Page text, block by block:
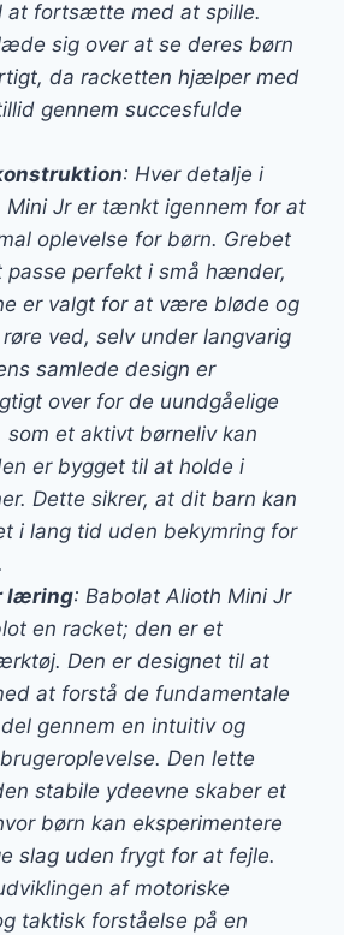
at fortsætte med at spille.
sig over at se deres børn
da racketten hjælper med
gennem succesfulde
: Hver detalje i
Mini Jr er tænkt igennem for at
oplevelse for børn. Grebet
passe perfekt i små hænder,
er valgt for at være bløde og
ved, selv under langvarig
samlede design er
over for de uundgåelige
som et aktivt børneliv kan
er bygget til at holde i
Dette sikrer, at dit barn kan
i lang tid uden bekymring for
læring: Babolat Alioth Mini Jr
en racket; den er et
Den er designet til at
at forstå de fundamentale
gennem en intuitiv og
. Den lette
stabile ydeevne skaber et
børn kan eksperimentere
slag uden frygt for at fejle.
af motoriske
taktisk forståelse på en